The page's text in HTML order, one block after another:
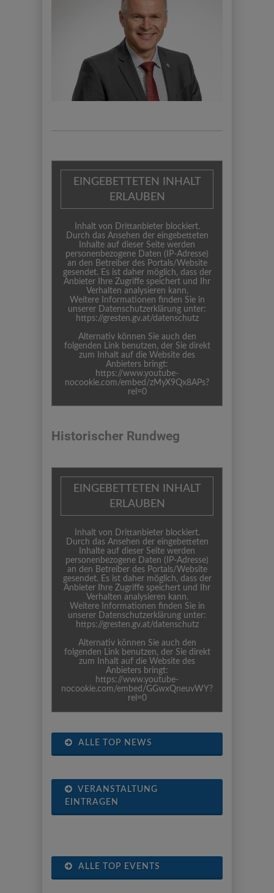
EINGEBETTETEN INHALT
ERLAUBEN
Inhalt von Drittanbieter blockiert.
Durch das Ansehen der eingebetteten
Inhalte auf dieser Seite werden
personenbezogene Daten (IP-Adresse)
an den Betreiber des Portals/Website
gesendet. Es ist daher möglich, dass der
Anbieter Ihre Zugriffe speichert und Ihr
Verhalten analysieren kann.
Weitere Informationen finden Sie in
unserer Datenschutzerklärung unter:
https://gresten.gv.at/datenschutz
Alternativ können Sie auch den
folgenden Link benutzen, der Sie direkt
zum Inhalt auf die Website des
Anbieters bringt:
https://www.youtube-
nocookie.com/embed/zMyX9Qx8APs?
rel=0
Historischer Rundweg
EINGEBETTETEN INHALT
ERLAUBEN
Inhalt von Drittanbieter blockiert.
Durch das Ansehen der eingebetteten
Inhalte auf dieser Seite werden
personenbezogene Daten (IP-Adresse)
an den Betreiber des Portals/Website
gesendet. Es ist daher möglich, dass der
Anbieter Ihre Zugriffe speichert und Ihr
Verhalten analysieren kann.
Weitere Informationen finden Sie in
unserer Datenschutzerklärung unter:
https://gresten.gv.at/datenschutz
Alternativ können Sie auch den
folgenden Link benutzen, der Sie direkt
zum Inhalt auf die Website des
Anbieters bringt:
https://www.youtube-
nocookie.com/embed/GGwxQneuvWY?
rel=0
ALLE TOP NEWS
VERANSTALTUNG
EINTRAGEN
ALLE TOP EVENTS